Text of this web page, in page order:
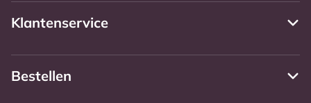
Klantenservice
Bestellen